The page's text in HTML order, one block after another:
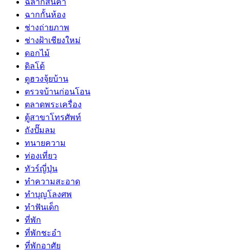
ฉลากสินค้า
ฉากกั้นห้อง
ช่างถ่ายภาพ
ช่างฝ้าเชียงใหม่
ดอกไม้
ดิลโด้
ดูฮวงจุ้ยบ้าน
ตรวจบ้านก่อนโอน
ตลาดพระเครื่อง
ตู้สาขาโทรศัพท์
ถังปั๊มลม
ทนายความ
ท่องเที่ยว
ทัวร์ญี่ปุ่น
ทำความสะอาด
ทำบุญโลงศพ
ทำฟันเด็ก
ที่พัก
ที่พักชะอำ
ที่พักอาศัย